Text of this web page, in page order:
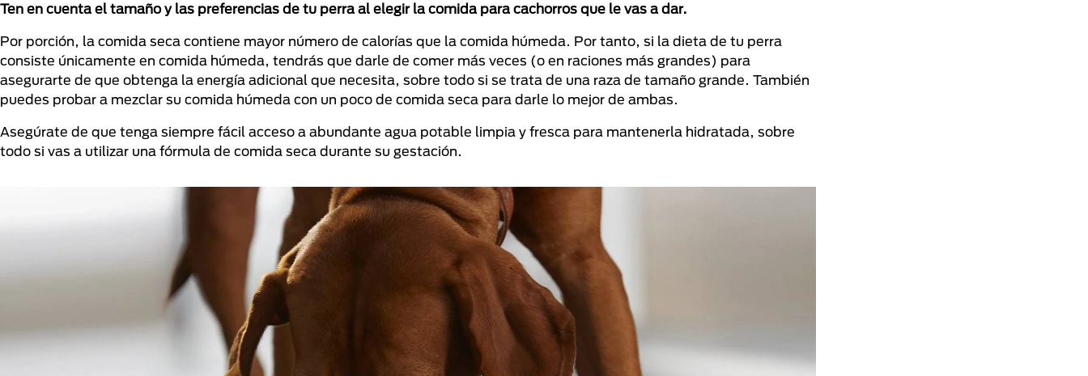
Ten en cuenta el tamaño y las preferencias de tu perra al elegir la comida para cachorros que le vas a dar.
Por porción, la comida seca contiene mayor número de calorías que la comida húmeda. Por tanto, si la dieta de tu perra
consiste únicamente en comida húmeda, tendrás que darle de comer más veces (o en raciones más grandes) para
asegurarte de que obtenga la energía adicional que necesita, sobre todo si se trata de una raza de tamaño grande. También
puedes probar a mezclar su comida húmeda con un poco de comida seca para darle lo mejor de ambas.
Asegúrate de que tenga siempre fácil acceso a abundante agua potable limpia y fresca para mantenerla hidratada, sobre
todo si vas a utilizar una fórmula de comida seca durante su gestación.